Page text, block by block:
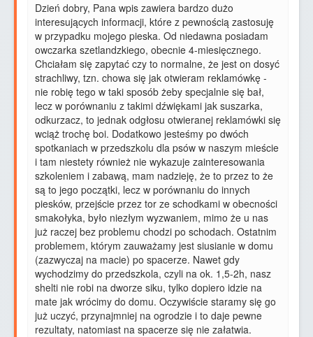
Dzień dobry, Pana wpis zawiera bardzo dużo
interesujących informacji, które z pewnością zastosuję
w przypadku mojego pieska. Od niedawna posiadam
owczarka szetlandzkiego, obecnie 4-miesięcznego.
Chciałam się zapytać czy to normalne, że jest on dosyć
strachliwy, tzn. chowa się jak otwieram reklamówkę -
nie robię tego w taki sposób żeby specjalnie się bał,
lecz w porównaniu z takimi dźwiękami jak suszarka,
odkurzacz, to jednak odgłosu otwieranej reklamówki się
wciąż trochę boi. Dodatkowo jesteśmy po dwóch
spotkaniach w przedszkolu dla psów w naszym mieście
i tam niestety również nie wykazuje zainteresowania
szkoleniem i zabawą, mam nadzieję, że to przez to że
są to jego początki, lecz w porównaniu do innych
piesków, przejście przez tor ze schodkami w obecności
smakołyka, było niezłym wyzwaniem, mimo że u nas
już raczej bez problemu chodzi po schodach. Ostatnim
problemem, którym zauważamy jest siusianie w domu
(zazwyczaj na macie) po spacerze. Nawet gdy
wychodzimy do przedszkola, czyli na ok. 1,5-2h, nasz
shelti nie robi na dworze siku, tylko dopiero idzie na
mate jak wrócimy do domu. Oczywiście staramy się go
już uczyć, przynajmniej na ogrodzie i to daje pewne
rezultaty, natomiast na spacerze się nie załatwia.